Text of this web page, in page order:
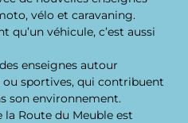
vélo et caravaning.
qu’un véhicule, c’est aussi
enseignes autour
ou sportives, qui contribuent
son environnement.
la Route du Meuble est